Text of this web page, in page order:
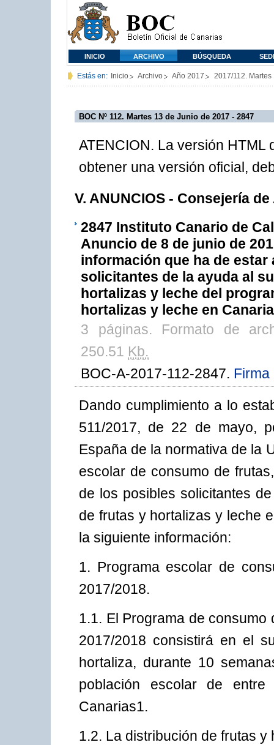
INICIO ARCHIVO BÚSQUEDA
Estás en: Inicio Archivo Año 2017 2017/112.
BOC Nº 112. Martes 13 de Junio de 2017 - 2847
ATENCION. La versión HTML
obtener una versión oficial,
V. ANUNCIOS - Consejería
2847 Instituto Canario de
Anuncio de 8 de junio de
información que ha de
solicitantes de la ayuda al
hortalizas y leche del
hortalizas y leche en
3 páginas. Formato de
250.51 Kb.
BOC-A-2017-112-2847. Firma
Dando cumplimiento a lo
511/2017, de 22 de mayo,
España de la normativa de la
escolar de consumo de
de los posibles solicitantes
de frutas y hortalizas y leche
la siguiente información:
1. Programa escolar de
2017/2018.
1.1. El Programa de
2017/2018 consistirá en el
hortaliza, durante 10
población escolar de
Canarias1.
1.2. La distribución de frutas